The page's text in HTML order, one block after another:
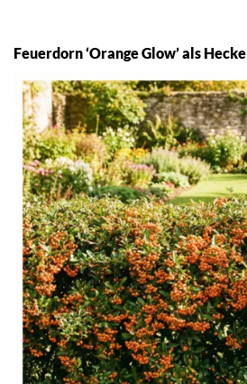
Feuerdorn ‘Orange Glow’ als Hecke